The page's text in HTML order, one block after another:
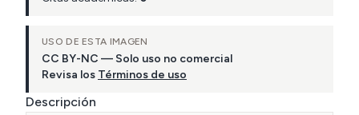
USO DE ESTA IMAGEN
CC BY-NC — Solo uso no comercial
Revisa los Términos de uso
Descripción